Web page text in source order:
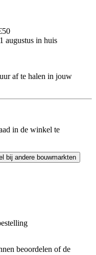
augustus in huis
af te halen in jouw
in de winkel te
bij andere bouwmarkten
beoordelen of de